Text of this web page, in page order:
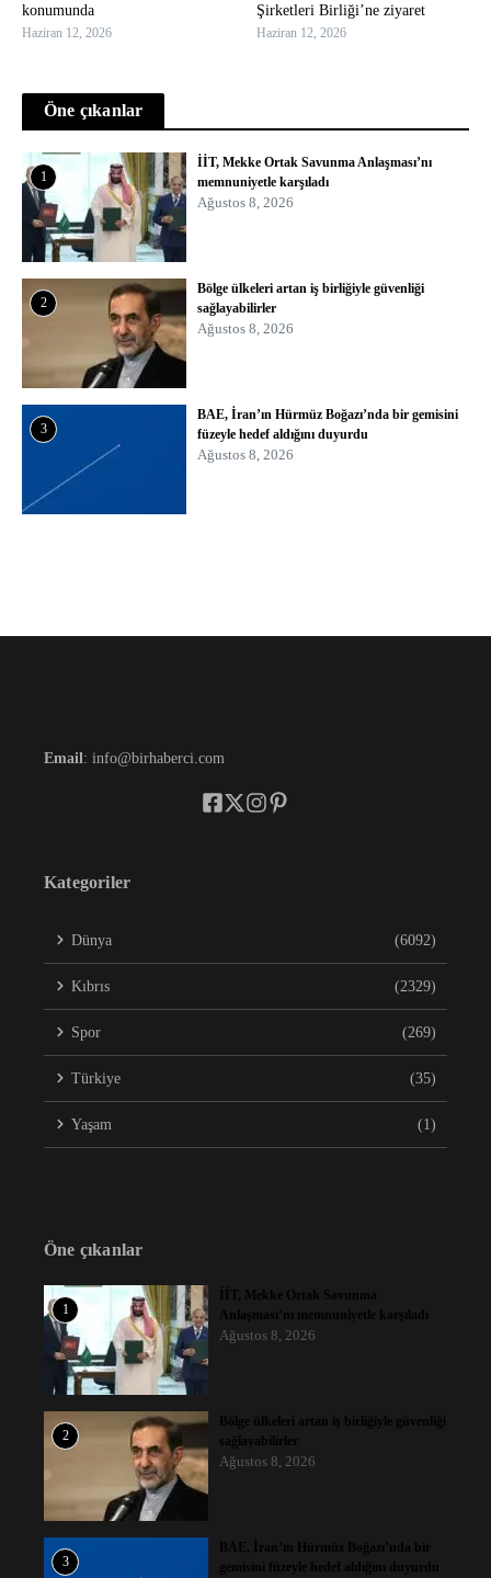
konumunda
Haziran 12, 2026
Şirketleri Birliği’ne ziyaret
Haziran 12, 2026
Öne çıkanlar
1
İİT, Mekke Ortak Savunma Anlaşması’nı
memnuniyetle karşıladı
Ağustos 8, 2026
2
Bölge ülkeleri artan iş birliğiyle güvenliği
sağlayabilirler
Ağustos 8, 2026
3
BAE, İran’ın Hürmüz Boğazı’nda bir gemisini
füzeyle hedef aldığını duyurdu
Ağustos 8, 2026
Email : info@birhaberci.com
Kategoriler
Dünya (6092)
Kıbrıs (2329)
Spor (269)
Türkiye (35)
Yaşam (1)
Öne çıkanlar
1
İİT, Mekke Ortak Savunma
Anlaşması’nı memnuniyetle karşıladı
Ağustos 8, 2026
2
Bölge ülkeleri artan iş birliğiyle güvenliği
sağlayabilirler
Ağustos 8, 2026
3
BAE, İran’ın Hürmüz Boğazı’nda bir
gemisini füzeyle hedef aldığını duyurdu